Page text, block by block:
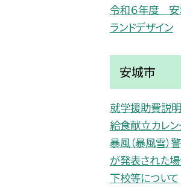
令和６年度
ランドデザイン
安城市
就学援助費説明
給食献立カレ
暴風（暴風雪）
が発表された
下校等について